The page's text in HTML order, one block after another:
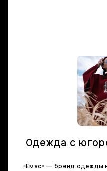
Одежда с
«Ёмас» — бренд одежды